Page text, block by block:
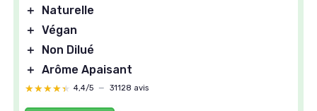
＋
Naturelle
＋ Végan
＋
Non Dilué
＋ Arôme Apaisant
★★★★★
★★★★★ 4,4/5 — 31128 avis